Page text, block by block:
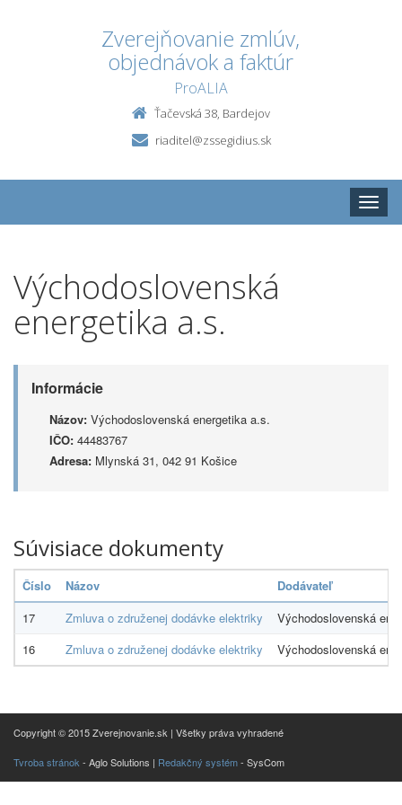
Zverejňovanie zmlúv,
objednávok a faktúr
ProALIA
Ťačevská 38, Bardejov
riaditel@zssegidius.sk
Toggle
Východoslovenská
energetika a.s.
Informácie
Názov: Východoslovenská energetika a.s.
IČO: 44483767
Adresa: Mlynská 31, 042 91 Košice
Súvisiace dokumenty
Číslo Názov
Dodávateľ
17
Zmluva o združenej dodávke elektriky
Východoslovenská
16
Zmluva o združenej dodávke elektriky Východoslovenská
Copyright © 2015 Zverejnovanie.sk | Všetky práva vyhradené
Tvroba stránok - Aglo Solutions | Redakčný systém- SysCom